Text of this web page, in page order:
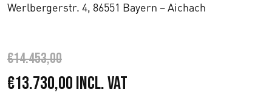
Werlbergerstr. 4, 86551 Bayern – Aichach
€14.453,00
L
€13.730,00LIncl. VAT